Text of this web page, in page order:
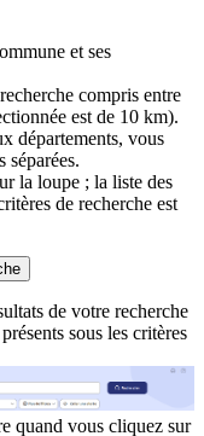
et ses
compris entre
est de 10 km).
départements, vous
séparées.
la loupe ; la liste des
de recherche est
de votre recherche
sous les critères
quand vous cliquez sur